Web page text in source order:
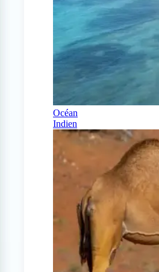
Océan
Indien